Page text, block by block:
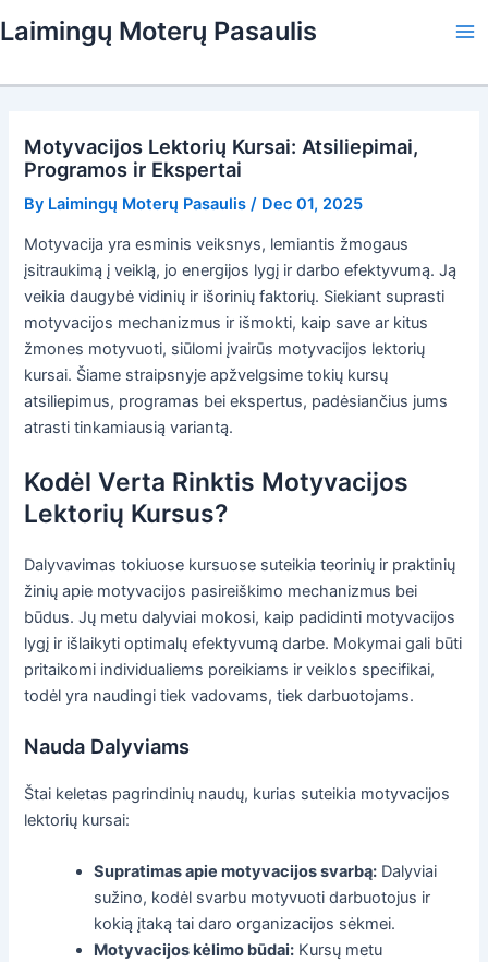
to
Laimingų Moterų Pasaulis
Motyvacijos Lektorių Kursai: Atsiliepimai,
Programos ir Ekspertai
By Laimingų Moterų Pasaulis / Dec 01, 2025
Motyvacija yra esminis veiksnys, lemiantis žmogaus
įsitraukimą į veiklą, jo energijos lygį ir darbo efektyvumą. Ją
veikia daugybė vidinių ir išorinių faktorių. Siekiant suprasti
motyvacijos mechanizmus ir išmokti, kaip save ar kitus
žmones motyvuoti, siūlomi įvairūs motyvacijos lektorių
kursai. Šiame straipsnyje apžvelgsime tokių kursų
atsiliepimus, programas bei ekspertus, padėsiančius jums
atrasti tinkamiausią variantą.
Kodėl Verta Rinktis Motyvacijos
Lektorių Kursus?
Dalyvavimas tokiuose kursuose suteikia teorinių ir praktinių
žinių apie motyvacijos pasireiškimo mechanizmus bei
būdus. Jų metu dalyviai mokosi, kaip padidinti motyvacijos
lygį ir išlaikyti optimalų efektyvumą darbe. Mokymai gali būti
pritaikomi individualiems poreikiams ir veiklos specifikai,
todėl yra naudingi tiek vadovams, tiek darbuotojams.
Nauda Dalyviams
Štai keletas pagrindinių naudų, kurias suteikia motyvacijos
lektorių kursai:
Supratimas apie motyvacijos svarbą: Dalyviai
sužino, kodėl svarbu motyvuoti darbuotojus ir
kokią įtaką tai daro organizacijos sėkmei.
Motyvacijos kėlimo būdai: Kursų metu